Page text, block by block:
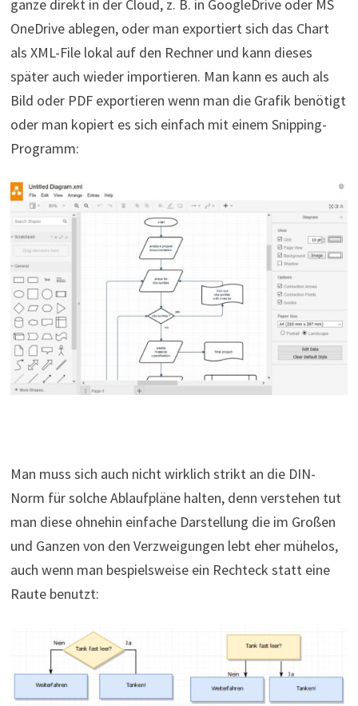
ganze direkt in der Cloud, z. B. in GoogleDrive oder MS
OneDrive ablegen, oder man exportiert sich das Chart
als XML-File lokal auf den Rechner und kann dieses
später auch wieder importieren. Man kann es auch als
Bild oder PDF exportieren wenn man die Grafik benötigt
oder man kopiert es sich einfach mit einem Snipping-
Programm:
Man muss sich auch nicht wirklich strikt an die DIN-
Norm für solche Ablaufpläne halten, denn verstehen tut
man diese ohnehin einfache Darstellung die im Großen
und Ganzen von den Verzweigungen lebt eher mühelos,
auch wenn man bespielsweise ein Rechteck statt eine
Raute benutzt: